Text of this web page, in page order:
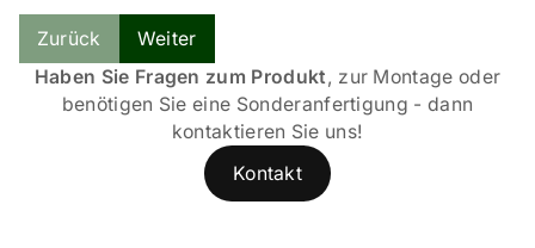
Zurück
Weiter
Haben Sie Fragen zum Produkt, zur Montage oder
benötigen Sie eine Sonderanfertigung - dann
kontaktieren Sie uns!
Kontakt